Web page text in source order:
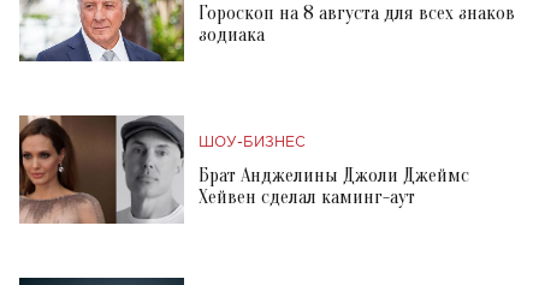
Гороскоп на 8 августа для всех знаков
зодиака
ШОУ-БИЗНЕС
Брат Анджелины Джоли Джеймс
Хейвен сделал каминг-аут